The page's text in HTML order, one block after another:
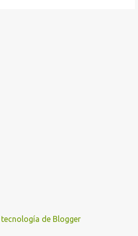
tecnología de Blogger